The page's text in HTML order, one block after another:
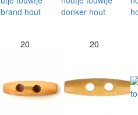
20 20